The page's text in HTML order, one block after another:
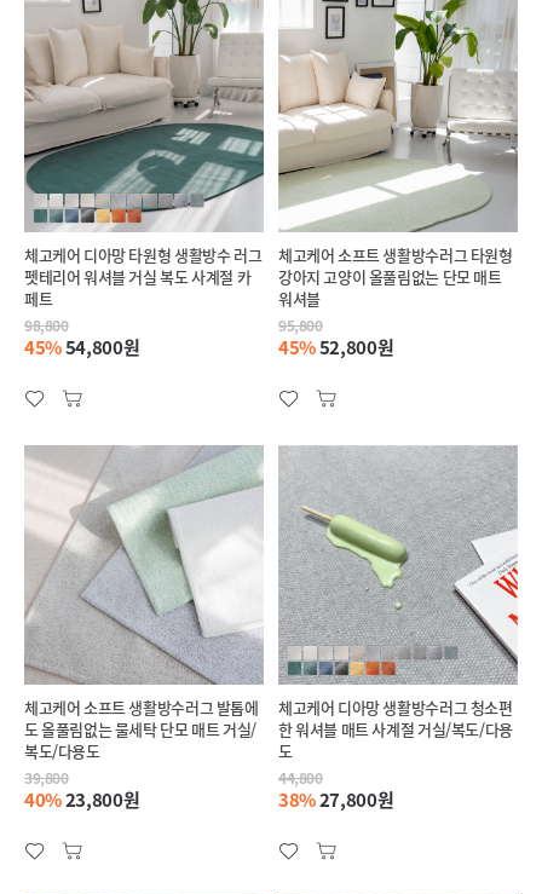
체고케어 디아망 타원형 생활방수 러그
펫테리어 워셔블 거실 복도 사계절 카
페트
98,800
45%54,800원
체고케어 소프트 생활방수러그 타원형
강아지 고양이 올풀림없는 단모 매트
워셔블
95,800
45%52,800원
체고케어 소프트 생활방수러그 발톱에
도 올풀림없는 물세탁 단모 매트 거실/
복도/다용도
39,800
40%23,800원
체고케어 디아망 생활방수러그 청소편
한 워셔블 매트 사계절 거실/복도/다용
도
44,800
38%27,800원